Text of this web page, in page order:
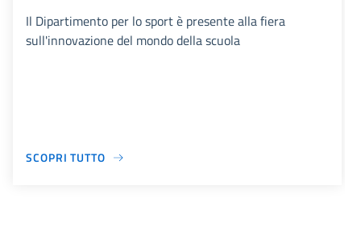
Il Dipartimento per lo sport è presente alla fiera
sull'innovazione del mondo della scuola
SCOPRI TUTTO